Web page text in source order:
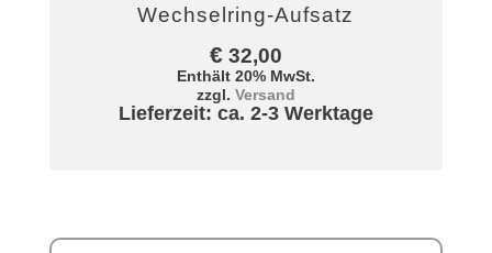
Wechselring-Aufsatz
€32,00
Enthält 20% MwSt.
zzgl. Versand
Lieferzeit: ca. 2-3 Werktage